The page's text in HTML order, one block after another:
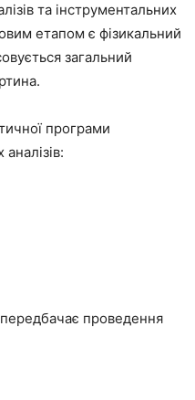
та інструментальних
етапом є фізикальний
загальний
програми
передбачає проведення